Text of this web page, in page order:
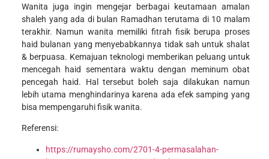
Wanita juga ingin mengejar berbagai keutamaan amalan
shaleh yang ada di bulan Ramadhan terutama di 10 malam
terakhir. Namun wanita memiliki fitrah fisik berupa proses
haid bulanan yang menyebabkannya tidak sah untuk shalat
& berpuasa. Kemajuan teknologi memberikan peluang untuk
mencegah haid sementara waktu dengan meminum obat
pencegah haid. Hal tersebut boleh saja dilakukan namun
lebih utama menghindarinya karena ada efek samping yang
bisa mempengaruhi fisik wanita.
Referensi:
https://rumaysho.com/2701-4-permasalahan-